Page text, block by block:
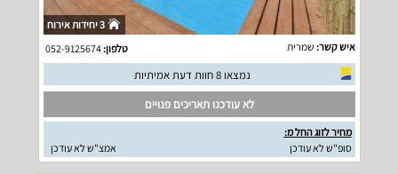
3 יחידות אירוח
איש קשר: שמרית טלפון:052-9125674
נמצאו 8 חוות דעת אמיתיות
לא עודכנו תאריכים פנויים
מחיר לזוג החל מ:
סופ"ש לא עודכן
אמצ"ש לא עודכן